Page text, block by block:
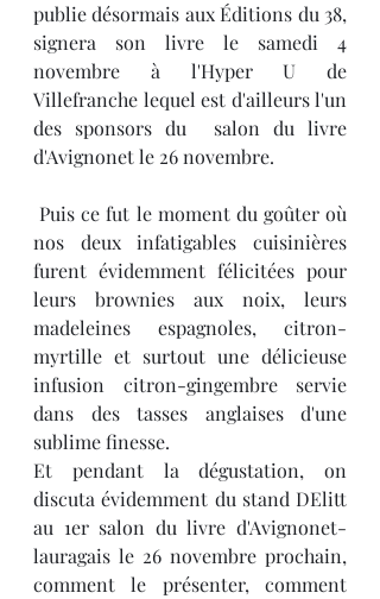
publie désormais aux Éditions du 38,
signera son livre le samedi 4
novembre à l'Hyper U de
Villefranche lequel est d'ailleurs l'un
des sponsors du  salon du livre
d'Avignonet le 26 novembre.
nos deux infatigables cuisinières
furent évidemment félicitées pour
leurs brownies aux noix, leurs
madeleines espagnoles, citron-
myrtille et surtout une délicieuse
infusion citron-gingembre servie
dans des tasses anglaises d'une
sublime finesse.
Et pendant la dégustation, on
discuta évidemment du stand DElitt
au 1er salon du livre d'Avignonet-
lauragais le 26 novembre prochain,
comment le présenter, comment